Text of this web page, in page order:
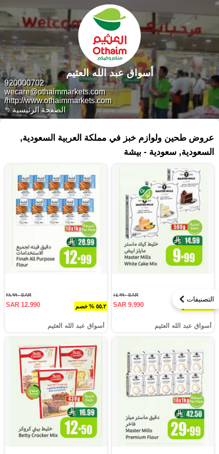
الصفحة الرئيسية
920000702
wecare@othaimmarkets.com
http://www.othaimmarkets.com/
أسواق عبد الله العثيم
التصنيفات
عروض طحين ولوازم خبز في مملكة العربية السعودية,
السعودية, سعودية - بيشة
SAR ١٤.٩٩٠
SAR 9.990
أسواق عبد الله العثيم
٥٥.٢ % خصم
SAR ٢٨.٩٩٠
SAR 12.990
أسواق عبد الله العثيم